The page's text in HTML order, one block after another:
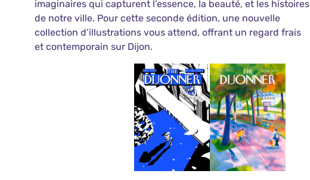
imaginaires qui capturent l’essence, la beauté, et les histoires
de notre ville. Pour cette seconde édition, une nouvelle
collection d’illustrations vous attend, offrant un regard frais
et contemporain sur Dijon.